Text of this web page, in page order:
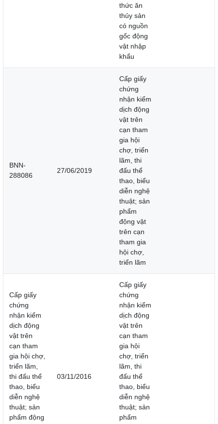
thức ăn
thủy sản
có nguồn
gốc động
vật nhập
khẩu
BNN-
288086
27/06/2019
Cấp giấy
chứng
nhận kiểm
dịch động
vật trên
cạn tham
gia hội
chợ, triển
lãm, thi
đấu thể
thao, biểu
diễn nghệ
thuật; sản
phẩm
động vật
trên cạn
tham gia
hội chợ,
triển lãm
Cấp giấy
chứng
nhận kiểm
dịch động
vật trên
cạn tham
gia hội chợ,
triển lãm,
thi đấu thể
thao, biểu
diễn nghệ
thuật; sản
phẩm động
03/11/2016
Cấp giấy
chứng
nhận kiểm
dịch động
vật trên
cạn tham
gia hội
chợ, triển
lãm, thi
đấu thể
thao, biểu
diễn nghệ
thuật; sản
phẩm